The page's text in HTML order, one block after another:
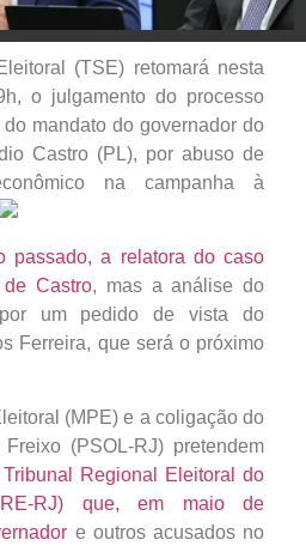
(TSE) retomará nesta
o julgamento do processo
mandato do governador do
Castro (PL), por abuso de
na campanha à
passado, a relatora do caso
Castro, mas a análise do
um pedido de vista do
Ferreira, que será o próximo
(MPE) e a coligação do
(PSOL-RJ) pretendem
Regional Eleitoral do
RJ) que, em maio de
e outros acusados no